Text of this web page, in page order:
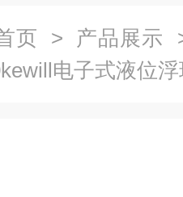
页 > 产品展示
电子式液位